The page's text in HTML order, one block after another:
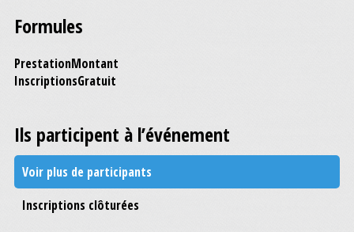
Formules
PrestationMontant
InscriptionsGratuit
Ils participent à l’événement
Voir plus de participants
Inscriptions clôturées